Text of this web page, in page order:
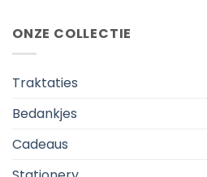
ONZE COLLECTIE
Traktaties
Bedankjes
Cadeaus